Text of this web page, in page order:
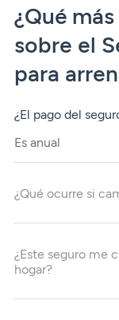
¿Qué
sobre el
para
¿El pago del
Es anual
¿Qué ocurre si
¿Este seguro me
hogar?